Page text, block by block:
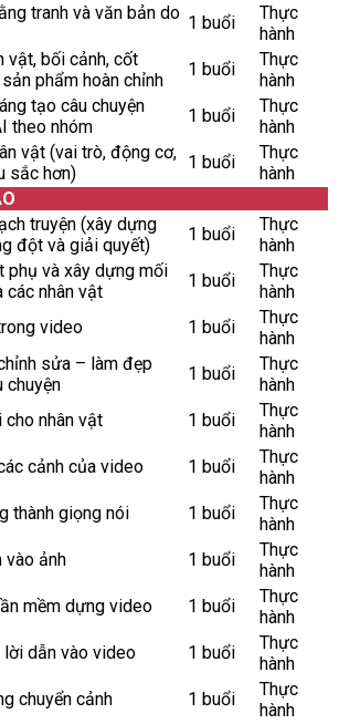
tranh và văn bản do 1 buổi
Thực
hành
vật, bối cảnh, cốt
phẩm hoàn chỉnh
1 buổi
Thực
hành
tạo câu chuyện
theo nhóm
1 buổi
Thực
hành
vật (vai trò, động cơ,
sắc hơn)
1 buổi
Thực
hành
truyện (xây dựng
đột và giải quyết)
1 buổi
Thực
hành
phụ và xây dựng mối
các nhân vật
1 buổi
Thực
hành
video 1 buổi
Thực
hành
sửa – làm đẹp
chuyện
1 buổi
Thực
hành
nhân vật 1 buổi
Thực
hành
cảnh của video 1 buổi
Thực
hành
thành giọng nói 1 buổi
Thực
hành
vào ảnh 1 buổi
Thực
hành
mềm dựng video 1 buổi
Thực
hành
lời dẫn vào video 1 buổi
Thực
hành
chuyển cảnh 1 buổi
Thực
hành